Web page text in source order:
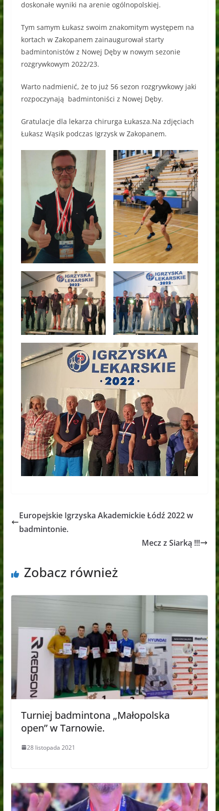
doskonałe wyniki na arenie ogólnopolskiej.
Tym samym Łukasz swoim znakomitym występem na
kortach w Zakopanem zainaugurował starty
badmintonistów z Nowej Dęby w nowym sezonie
rozgrywkowym 2022/23.
Warto nadmienić, że to już 56 sezon rozgrywkowy jaki
rozpoczynają badmintoniści z Nowej Dęby.
Gratulacje dla lekarza chirurga Łukasza.Na zdjęciach
Łukasz Wąsik podczas Igrzysk w Zakopanem.
Europejskie Igrzyska Akademickie Łódź 2022 w
badmintonie.
Mecz z Siarką !!!
Zobacz również
Turniej badmintona „Małopolska
open” w Tarnowie.
28 listopada 2021